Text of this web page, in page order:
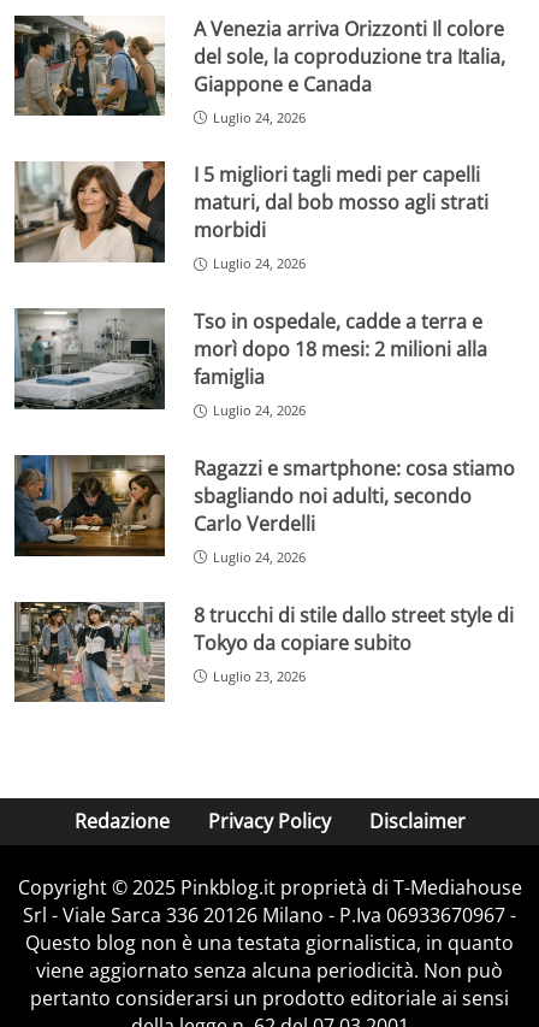
A Venezia arriva Orizzonti Il colore
del sole, la coproduzione tra Italia,
Giappone e Canada
Luglio 24, 2026
I 5 migliori tagli medi per capelli
maturi, dal bob mosso agli strati
morbidi
Luglio 24, 2026
Tso in ospedale, cadde a terra e
morì dopo 18 mesi: 2 milioni alla
famiglia
Luglio 24, 2026
Ragazzi e smartphone: cosa stiamo
sbagliando noi adulti, secondo
Carlo Verdelli
Luglio 24, 2026
8 trucchi di stile dallo street style di
Tokyo da copiare subito
Luglio 23, 2026
Redazione Privacy Policy Disclaimer
Copyright © 2025 Pinkblog.it proprietà di T-Mediahouse
Srl - Viale Sarca 336 20126 Milano - P.Iva 06933670967 -
Questo blog non è una testata giornalistica, in quanto
viene aggiornato senza alcuna periodicità. Non può
pertanto considerarsi un prodotto editoriale ai sensi